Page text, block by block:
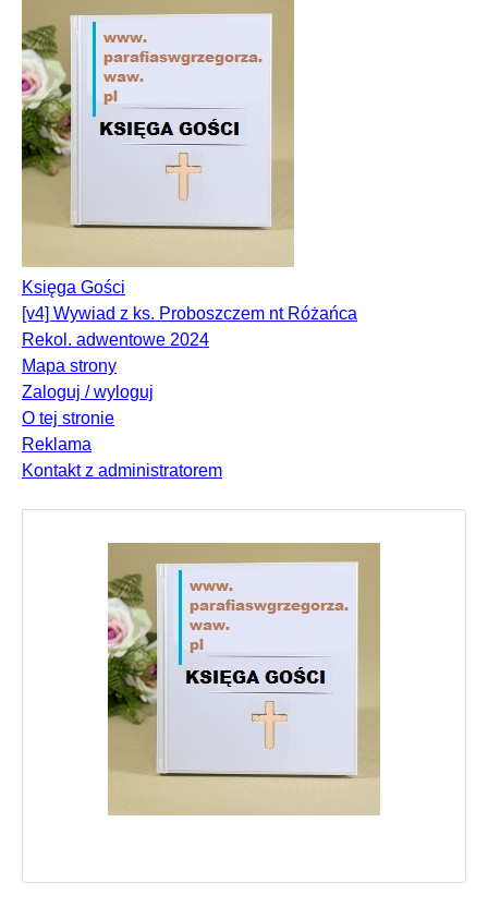
Księga Gości
[v4] Wywiad z ks. Proboszczem nt Różańca
Rekol. adwentowe 2024
Mapa strony
Zaloguj / wyloguj
O tej stronie
Reklama
Kontakt z administratorem